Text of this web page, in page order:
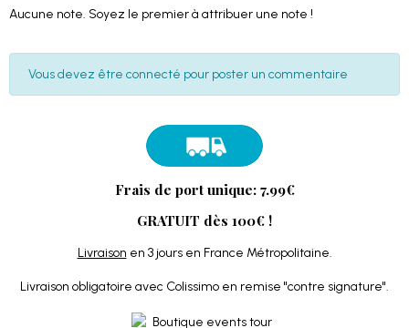
Aucune note. Soyez le premier à attribuer une note !
Vous devez être connecté pour poster un commentaire
Frais de port unique: 7.99€
GRATUIT dès 100€ !
Livraison en 3 jours en France Métropolitaine.
Livraison obligatoire avec Colissimo en remise "contre signature".